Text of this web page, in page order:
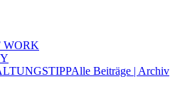
WORK
Alle Beiträge | Archiv